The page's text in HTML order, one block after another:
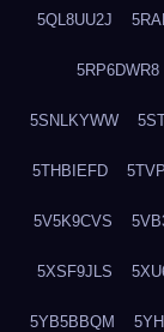
5QL8UU2J
5RP6DWR8
5SNLKYWW
5THBIEFD
5V5K9CVS
5XSF9JLS
5YB5BBQM